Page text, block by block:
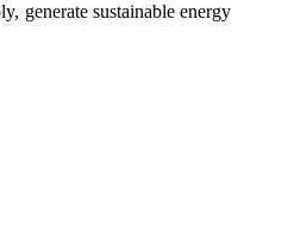
generate sustainable energy